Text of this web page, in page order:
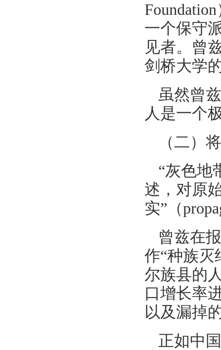
一个保守
见者。曾
剑桥大学
虽然曾
人是一个
（二）
“灰色地
述，对原
实”（
曾兹在
作“种族灭
尔族县的
口增长率
以及漏掉
正如中